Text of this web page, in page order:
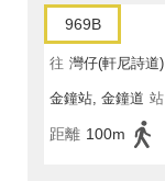
969B
往 灣仔(軒尼詩道)
金鐘站, 金鐘道 站
距離 100m